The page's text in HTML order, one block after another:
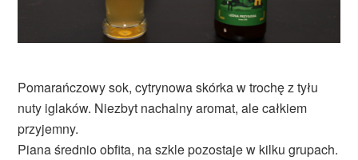
Pomarańczowy sok, cytrynowa skórka w trochę z tyłu
nuty iglaków. Niezbyt nachalny aromat, ale całkiem
przyjemny.
Piana średnio obfita, na szkle pozostaje w kilku grupach.